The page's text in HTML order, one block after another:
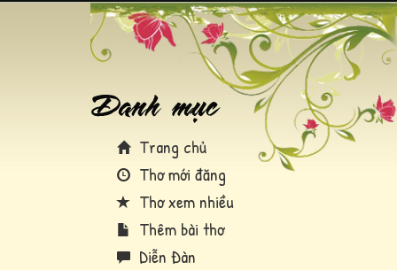
Trang chủ
Thơ mới đăng
Thơ xem nhiều
Thêm bài thơ
Diễn Đàn